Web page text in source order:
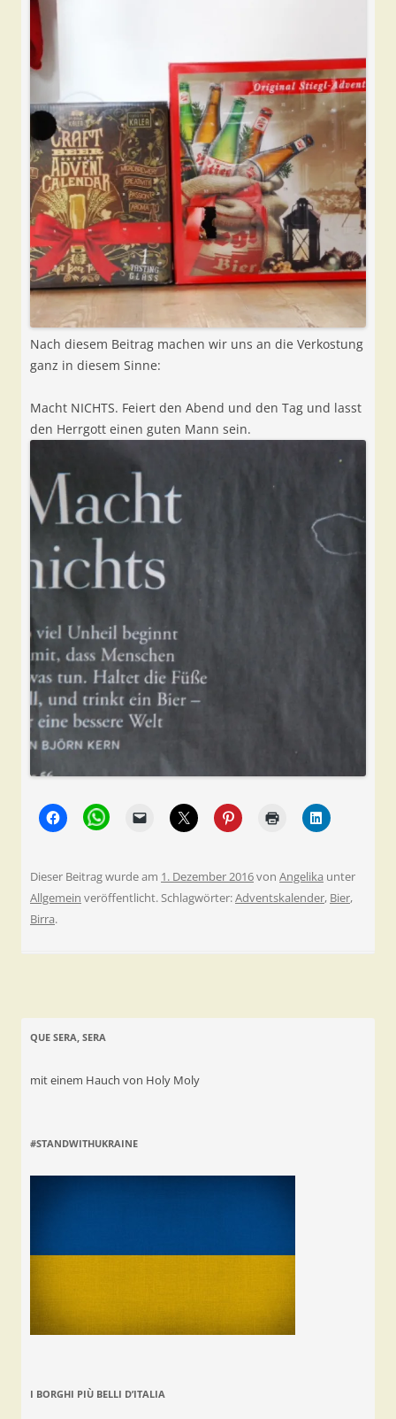
Nach diesem Beitrag machen wir uns an die Verkostung
ganz in diesem Sinne:
Macht NICHTS. Feiert den Abend und den Tag und lasst
den Herrgott einen guten Mann sein.
Dieser Beitrag wurde am 1. Dezember 2016von Angelika unter
Allgemein veröffentlicht. Schlagwörter:Adventskalender, Bier,
Birra.
QUE SERA, SERA
mit einem Hauch von Holy Moly
#STANDWITHUKRAINE
I BORGHI PIÙ BELLI D’ITALIA